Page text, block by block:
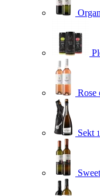
Rose
Sekt